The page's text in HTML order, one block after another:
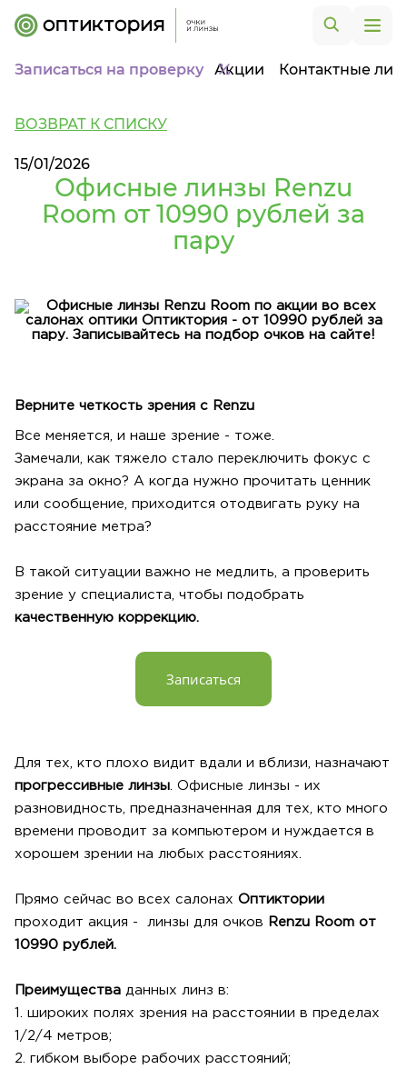
Записаться на проверку Акции Контактные
ВОЗВРАТ К СПИСКУ
15/01/2026
Офисные линзы Renzu
Room от 10990 рублей за
пару
Верните четкость зрения с Renzu
Все меняется, и наше зрение - тоже.
Замечали, как тяжело стало переключить фокус с
экрана за окно? А когда нужно прочитать ценник
или сообщение, приходится отодвигать руку на
расстояние метра?
В такой ситуации важно не медлить, а проверить
зрение у специалиста, чтобы подобрать
качественную коррекцию.
Записаться
Для тех, кто плохо видит вдали и вблизи, назначают
прогрессивные линзы . Офисные линзы - их
разновидность, предназначенная для тех, кто много
времени проводит за компьютером и нуждается в
хорошем зрении на любых расстояниях.
Прямо сейчас во всех салонах Оптиктории
проходит акция - линзы для очков
Renzu Room от
10990 рублей.
Преимущества данных линз в:
1. широких полях зрения на расстоянии в пределах
1/2/4 метров;
2. гибком выборе рабочих расстояний;